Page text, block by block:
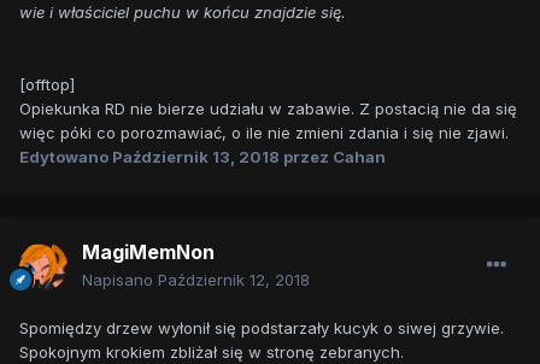
wie i właściciel puchu w końcu znajdzie się.
[offtop]
Opiekunka RD nie bierze udziału w zabawie. Z postacią nie da się
więc póki co porozmawiać, o ile nie zmieni zdania i się nie zjawi.
Edytowano Październik 13, 2018 przez Cahan
MagiMemNon
Napisano Październik 12, 2018
Spomiędzy drzew wyłonił się podstarzały kucyk o siwej grzywie.
Spokojnym krokiem zbliżał się w stronę zebranych.